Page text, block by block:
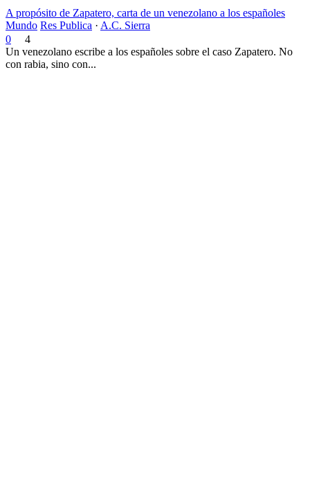
A propósito de Zapatero, carta de un venezolano a los españoles
Mundo Res Publica · A.C. Sierra
0
4
Un venezolano escribe a los españoles sobre el caso Zapatero. No
con rabia, sino con...